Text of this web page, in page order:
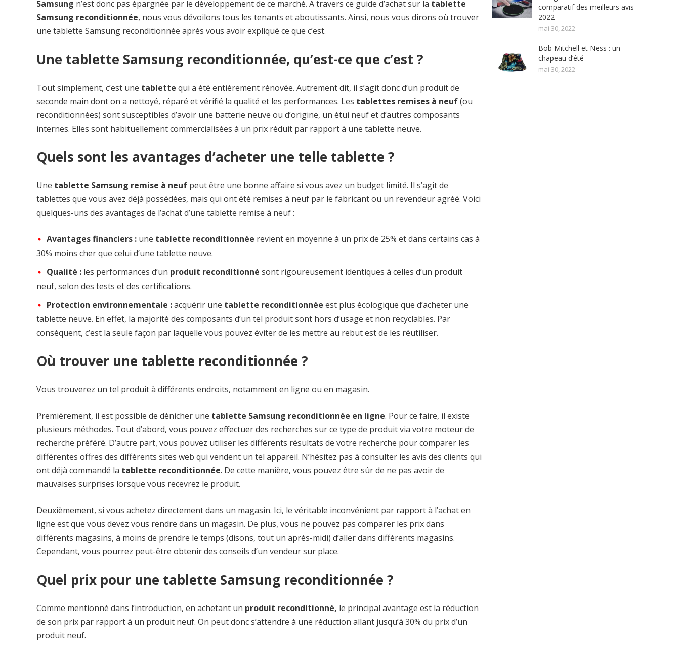
Samsung n’est donc pas épargnée par le développement de ce marché. A travers ce guide d’achat sur la tablette
Samsung reconditionnée, nous vous dévoilons tous les tenants et aboutissants. Ainsi, nous vous dirons où trouver
une tablette Samsung reconditionnée après vous avoir expliqué ce que c’est.
Une tablette Samsung reconditionnée, qu’est-ce que c’est ?
Tout simplement, c’est une tablette qui a été entièrement rénovée. Autrement dit, il s’agit donc d’un produit de
seconde main dont on a nettoyé, réparé et vérifié la qualité et les performances. Les tablettes remises à neuf(ou
reconditionnées) sont susceptibles d’avoir une batterie neuve ou d’origine, un étui neuf et d’autres composants
internes. Elles sont habituellement commercialisées à un prix réduit par rapport à une tablette neuve.
Quels sont les avantages d’acheter une telle tablette ?
Une tablette Samsung remise à neuf peut être une bonne affaire si vous avez un budget limité. Il s’agit de
tablettes que vous avez déjà possédées, mais qui ont été remises à neuf par le fabricant ou un revendeur agréé. Voici
quelques-uns des avantages de l’achat d’une tablette remise à neuf :
Avantages financiers : une tablette reconditionnée revient en moyenne à un prix de 25% et dans certains cas à
30% moins cher que celui d’une tablette neuve.
Qualité : les performances d’un produit reconditionné sont rigoureusement identiques à celles d’un produit
neuf, selon des tests et des certifications.
Protection environnementale :acquérir une tablette reconditionnée est plus écologique que d’acheter une
tablette neuve. En effet, la majorité des composants d’un tel produit sont hors d’usage et non recyclables. Par
conséquent, c’est la seule façon par laquelle vous pouvez éviter de les mettre au rebut est de les réutiliser.
Où trouver une tablette reconditionnée ?
Vous trouverez un tel produit à différents endroits, notamment en ligne ou en magasin.
Premièrement, il est possible de dénicher une tablette Samsung reconditionnée en ligne. Pour ce faire, il existe
plusieurs méthodes. Tout d’abord, vous pouvez effectuer des recherches sur ce type de produit via votre moteur de
recherche préféré. D’autre part, vous pouvez utiliser les différents résultats de votre recherche pour comparer les
différentes offres des différents sites web qui vendent un tel appareil. N’hésitez pas à consulter les avis des clients qui
ont déjà commandé la tablette reconditionnée. De cette manière, vous pouvez être sûr de ne pas avoir de
mauvaises surprises lorsque vous recevrez le produit.
Deuxièmement, si vous achetez directement dans un magasin. Ici, le véritable inconvénient par rapport à l’achat en
ligne est que vous devez vous rendre dans un magasin. De plus, vous ne pouvez pas comparer les prix dans
différents magasins, à moins de prendre le temps (disons, tout un après-midi) d’aller dans différents magasins.
Cependant, vous pourrez peut-être obtenir des conseils d’un vendeur sur place.
Quel prix pour une tablette Samsung reconditionnée ?
Comme mentionné dans l’introduction, en achetant un produit reconditionné, le principal avantage est la réduction
de son prix par rapport à un produit neuf. On peut donc s’attendre à une réduction allant jusqu’à 30% du prix d’un
produit neuf.
comparatif des meilleurs avis
2022
mai 30, 2022
Bob Mitchell et Ness : un
chapeau d’été
mai 30, 2022